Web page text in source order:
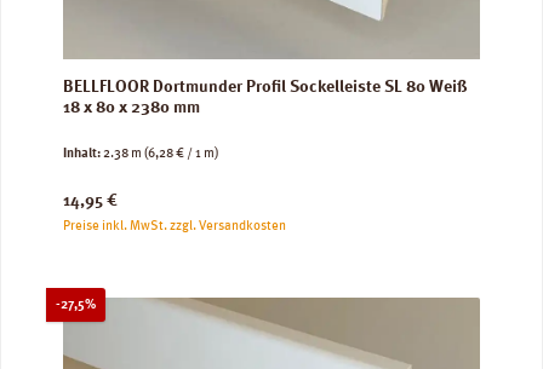
BELLFLOOR Dortmunder Profil Sockelleiste SL 80 Weiß
18 x 80 x 2380 mm
Inhalt:2.38 m (6,28 € / 1 m)
Regulärer Preis:
14,95 €
Preise inkl. MwSt. zzgl. Versandkosten
-27,5%Rabatt